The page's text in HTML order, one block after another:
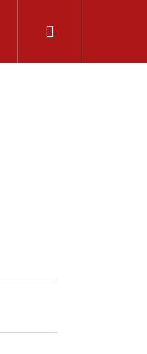
OSTATNÍ
Přihlášení